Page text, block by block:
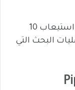
الجدير بالذكر أن الحساب الواحد يُمكنه استيعاب 10
البحث التي